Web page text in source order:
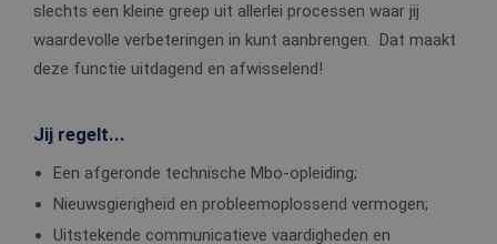
slechts een kleine greep uit allerlei processen waar jij
waardevolle verbeteringen in kunt aanbrengen. Dat maakt
deze functie uitdagend en afwisselend!
Jij regelt...
Een afgeronde technische Mbo-opleiding;
Nieuwsgierigheid en probleemoplossend vermogen;
Uitstekende communicatieve vaardigheden en